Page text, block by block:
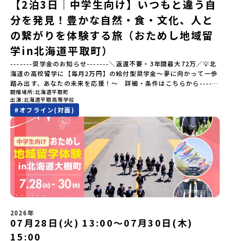
ような自然も広がり、歴史・文化・自然が重なり合う、“本物”に出
会える場所です。そんな歴史・文化が豊かな佐賀県有田町で実際に
町を歩きながら学ぶフィールドワークをしたり、有田焼づくりに関
わる職人、町で暮らすプロデザイナー、地元の高校で学ぶ生徒など
と交流しながら「伝統的なものづくり」や「未来のデザイン」を一
緒に探求できます。ただ体験するだけじゃなくて、 “どうしてこの形
なんだろう？” “自分だったらどんなデザインにする？” そんなふう
に考える時間も、このプログラムの大切なポイントです。ここで出
会う人や体験が、自分の「好き」や「未来」につながるかもしれま
せん。この町でしかできない、ちょっと特別な体験を、ぜひ楽しん
でみませんか？体験のおすすめポイント体験プログラム内容（予
定）＜１日目＞（PM）「オリエンテーション・自己紹介ワーク」
「有田工業高校見学」 -陶芸技術をまなぶ！「セラミック科」のま
なび場を体験 -デザインセンスをまなぶ！「デザイン科」のまなび
場を体験「フィールドワーク」 -有田の歴史ある名所巡り -有田
の歴史的な町並みを体感する「有田焼絵付けアクティビティ」 -職
人さんからまなぶ！有田焼伝統の「絵付け」体験ワークショップ
（協力：clay studio）「みんなで楽しもう！BBQ」 -BBQづく
り -仲間や地元の高校生、町の大人たちと交流・対話＜２日目＞
（AM）「1日目の振り返り」「ワークショップ」 -ゲスト講師によ
（PM）「ランチ/お土産タイム」解散※天候の状況や参加人数によ
ってプログラムを変更する場合がございます。参加概要【開催場
所】佐賀県 有田町（ありたちょう）【実施日程】7月4日（土）〜7
【2泊3日｜中学生向け】いつもと違う自
分を発見！豊かな自然・食・文化、人と
の繋がりを体験する旅（おためし地域留
学in北海道平取町）
-------奨学金のお知らせ-------＼返還不要・3年間最大72万／💡北
海道の高校留学に【毎月2万円】の給付型奨学金～夢に向かって一歩
踏み出す、あなたの未来を応援！～ 詳細・条件はこちらから------
---------------------------＜体験費・宿泊費が無料＞累計3,000万
部以上販売された大人気マンガ「ゴールデンカムイ」の実写版映画
に登場する町！北海道の「アイヌ文化継承の地」で自然や食を体験
してみませんか？「地元以外の地域の暮らしが気になる。いつか留
学してみたい！」「アイヌ文化の歴史や、マンガに登場する世界を
自分の手で探求したい！」「自然が好きでもっと触れてあそびた
い！」そんな中学生のみなさんにおすすめ！「おためし地域留学体
験」は、日本全国約200の高校と連携し、地域の枠を超えて学校生活
を送る「地域みらい留学」をプチ体験できるプログラムです。はじ
めてのひとり旅でも安心！現地でもスタッフがしっかりとサポート
いたします。今回のフィールドは「北海道平取町（びらとりちょ
う）」北海道の南に位置する平取町（びらとりちょう）。壮大な自
然と「アイヌ文化」が継承されている町として広く知られていま
す。町名の「平取（びらとり）」は、アイヌ語「ピラ・ウトゥル」
（崖の間を意味）という言葉から名付けられました。見上げるほど
大きな山々が連なる「幌尻岳（ぽろしりだけ）」の景色は絶景！日
開催場所 北海道平取町
出演 北海道平取高等学校
#オフライン(対面)
2026年
07月28日(火) 13:00〜07月30日(木)
15:00